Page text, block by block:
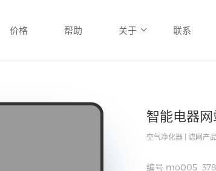
价格 帮助 关于 联系
智能电器网
空气净化器 | 滤网产
编号